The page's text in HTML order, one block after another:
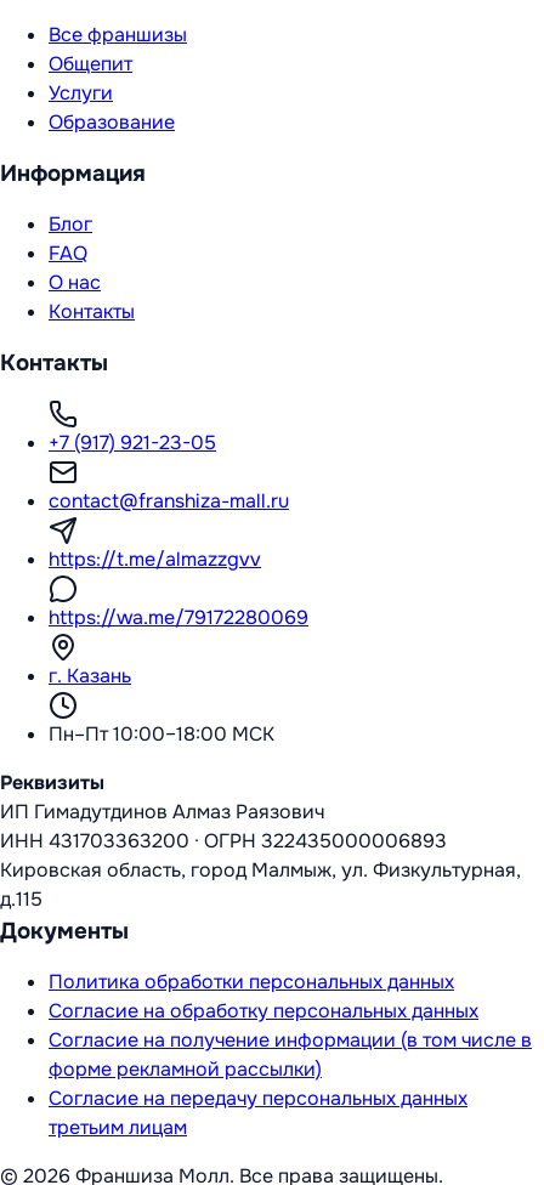
Все франшизы
Общепит
Услуги
Образование
Информация
Блог
FAQ
О нас
Контакты
Контакты
+7 (917) 921-23-05
contact@franshiza-mall.ru
https://t.me/almazzgvv
https://wa.me/79172280069
г. Казань
Пн–Пт 10:00–18:00 МСК
Реквизиты
ИП Гимадутдинов Алмаз Раязович
ИНН 431703363200 · ОГРН 322435000006893
Кировская область, город Малмыж, ул. Физкультурная,
д.115
Документы
Политика обработки персональных данных
Согласие на обработку персональных данных
Согласие на получение информации (в том числе в
форме рекламной рассылки)
Согласие на передачу персональных данных
третьим лицам
© 2026 Франшиза Молл. Все права защищены.